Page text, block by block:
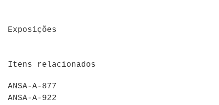
Exposições
Itens relacionados
ANSA-A-877
ANSA-A-922